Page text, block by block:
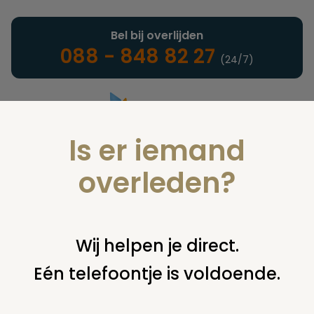
Landelijke uitvaartonderneming
Bel bij overlijden
088 - 848 82 27 (24/7)
U bent hier: home juridisch overige uitvaartplechtigheid
opdrachtgever weigert koffietafel
Is er iemand
overleden?
Wij helpen je direct.
Eén telefoontje is voldoende.